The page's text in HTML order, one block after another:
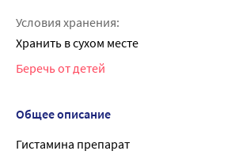
Условия хранения:
Хранить в сухом месте
Беречь от детей
Общее описание
Гистамина препарат